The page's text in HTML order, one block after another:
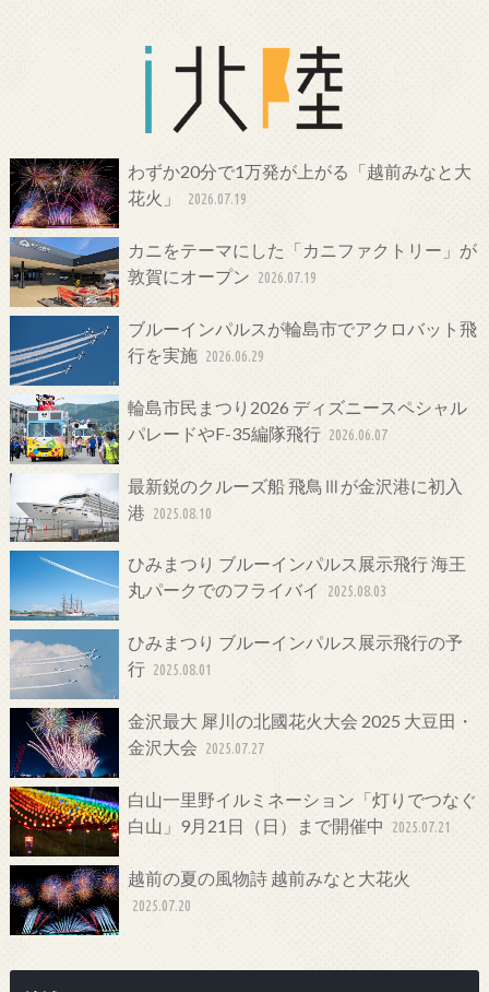
わずか20分で1万発が上がる「越前みなと大
花火」
2026.07.19
カニをテーマにした「カニファクトリー」が
敦賀にオープン 2026.07.19
ブルーインパルスが輪島市でアクロバット飛
行を実施 2026.06.29
輪島市民まつり2026 ディズニースペシャル
パレードやF-35編隊飛行 2026.06.07
最新鋭のクルーズ船 飛鳥Ⅲが金沢港に初入
港 2025.08.10
ひみまつり ブルーインパルス展示飛行 海王
丸パークでのフライバイ
2025.08.03
ひみまつり ブルーインパルス展示飛行の予
行 2025.08.01
金沢最大 犀川の北國花火大会 2025 大豆田・
金沢大会 2025.07.27
白山一里野イルミネーション「灯りでつなぐ
白山」9月21日（日）まで開催中
2025.07.21
越前の夏の風物詩 越前みなと大花火
2025.07.20